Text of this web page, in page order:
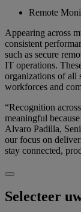
Remote
Appearing across
consistent
such as secure
IT operations.
organizations of all
workforces and
“Recognition
meaningful
Alvaro Padilla,
our focus on
stay connected,
Selecteer